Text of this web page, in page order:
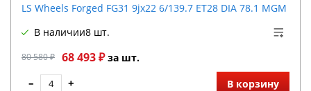
LS Wheels Forged FG31 9jx22 6/139.7 ET28 DIA 78.1 MGM
80 580 ₽ 68 493 ₽за шт.
В наличии8 шт.
– + В корзину